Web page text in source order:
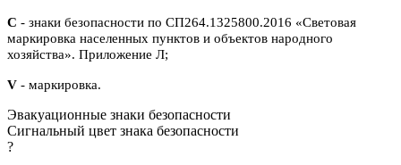
С - знаки безопасности по СП264.1325800.2016 «Световая
маркировка населенных пунктов и объектов народного
хозяйства». Приложение Л;
V - маркировка.
Эвакуационные знаки безопасности
Сигнальный цвет знака безопасности
?